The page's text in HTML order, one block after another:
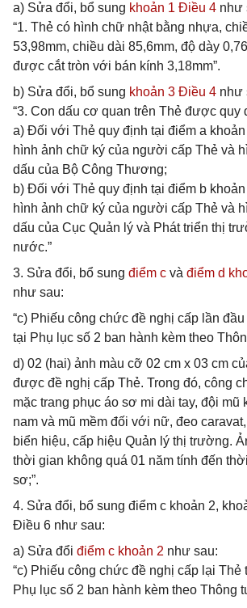
a) Sửa đổi, bổ sung khoản 1 Điều 4 như
“1. Thẻ có hình chữ nhật bằng nhựa,
53,98mm, chiều dài 85,6mm, độ dày
được cắt tròn với bán kính 3,18mm”.
b) Sửa đổi, bổ sung khoản 3 Điều 4 như
“3. Con dấu cơ quan trên Thẻ được quy
a) Đối với Thẻ quy định tại điểm a
hình ảnh chữ ký của người cấp Thẻ và
dấu của Bộ Công Thương;
b) Đối với Thẻ quy định tại điểm b
hình ảnh chữ ký của người cấp Thẻ và
dấu của Cục Quản lý và Phát triển thị
nước.”
3. Sửa đổi, bổ sung điểm c và điểm d
như sau:
“c) Phiếu công chức đề nghị cấp lần
tại Phụ lục số 2 ban hành kèm theo
d) 02 (hai) ảnh màu cỡ 02 cm x 03 cm
được đề nghị cấp Thẻ. Trong đó, công
mặc trang phục áo sơ mi dài tay, đội mũ
nam và mũ mềm đối với nữ, đeo
biển hiệu, cấp hiệu Quản lý thị trường.
thời gian không quá 01 năm tính đến
sơ;”.
4. Sửa đổi, bổ sung điểm c khoản 2,
Điều 6 như sau:
a) Sửa đổi điểm c khoản 2 như sau:
“c) Phiếu công chức đề nghị cấp lại Thẻ
Phụ lục số 2 ban hành kèm theo Thông